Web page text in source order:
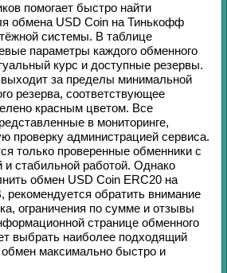
помогает быстро найти
обмена USD Coin на Тинькофф
системы. В таблице
параметры каждого обменного
курс и доступные резервы.
за пределы минимальной
резерва, соответствующее
красным цветом. Все
в мониторинге,
проверку администрацией сервиса.
только проверенные обменники с
и стабильной работой. Однако
обмен USD Coin ERC20 на
, рекомендуется обратить внимание
ограничения по сумме и отзывы
странице обменного
выбрать наиболее подходящий
максимально быстро и